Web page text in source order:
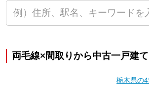
両毛線×間取りから中古一戸建
栃木県の